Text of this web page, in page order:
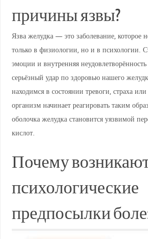
причины язвы?
Язва желудка — это заболевание, которое
только в физиологии, но и в психологии.
эмоции и внутренняя
серьёзный удар по здоровью нашего
находимся в состоянии тревоги, страха или
организм начинает реагировать таким
оболочка желудка становится уязвимой
кислот.
Почему
психологические
предпосылки